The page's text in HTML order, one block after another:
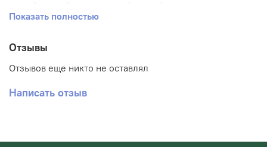
природы и гармонию, создавая атмосферу тепла и уюта.
Показать полностью
Отзывы
Отзывов еще никто не оставлял
Написать отзыв